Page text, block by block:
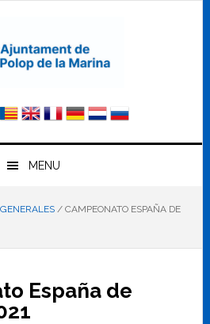
MENU
GENERALES /CAMPEONATO ESPAÑA DE
España de